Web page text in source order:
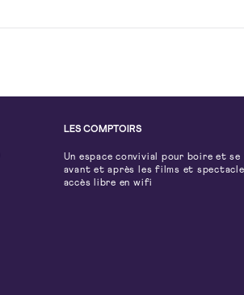
LES COMPTOIRS
Un espace convivial pour boire et
avant et après les films et
accès libre en wifi